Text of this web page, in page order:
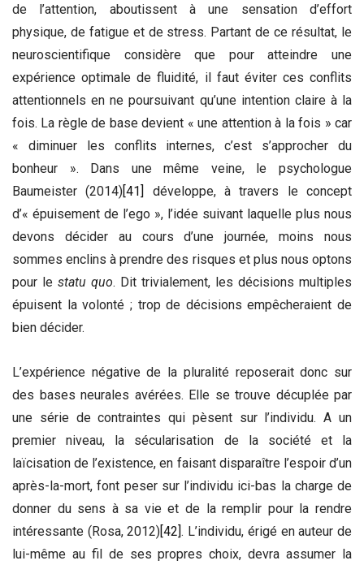
de l’attention, aboutissent à une sensation d’effort
physique, de fatigue et de stress. Partant de ce résultat, le
neuroscientifique considère que pour atteindre une
expérience optimale de fluidité, il faut éviter ces conflits
attentionnels en ne poursuivant qu’une intention claire à la
fois. La règle de base devient « une attention à la fois » car
« diminuer les conflits internes, c’est s’approcher du
bonheur ». Dans une même veine, le psychologue
Baumeister (2014)[41]
développe, à travers le concept
d’« épuisement de l’ego », l’idée suivant laquelle plus nous
devons décider au cours d’une journée, moins nous
sommes enclins à prendre des risques et plus nous optons
pour le statu quo. Dit trivialement, les décisions multiples
épuisent la volonté ; trop de décisions empêcheraient de
bien décider.
L’expérience négative de la pluralité reposerait donc sur
des bases neurales avérées. Elle se trouve décuplée par
une série de contraintes qui pèsent sur l’individu. A un
premier niveau, la sécularisation de la société et la
laïcisation de l’existence, en faisant disparaître l’espoir d’un
après-la-mort, font peser sur l’individu ici-bas la charge de
donner du sens à sa vie et de la remplir pour la rendre
intéressante (Rosa, 2012)[42]. L’individu, érigé en auteur de
lui-même au fil de ses propres choix, devra assumer la